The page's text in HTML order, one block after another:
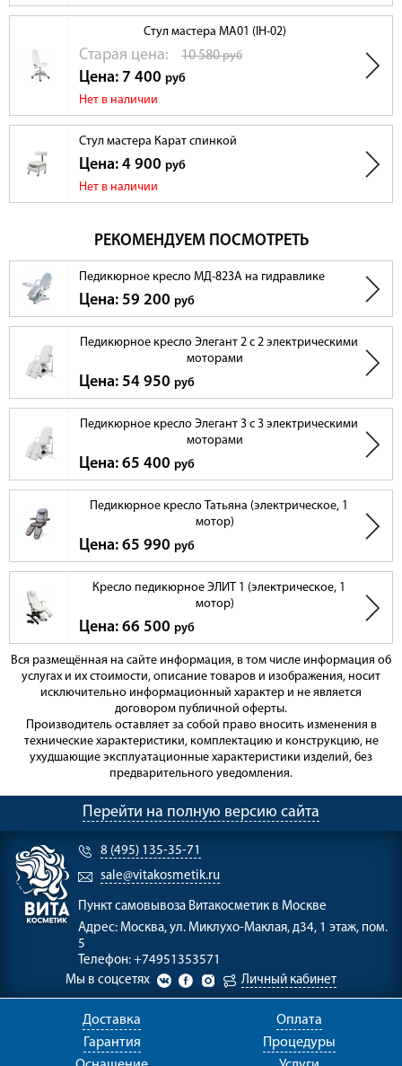
Стул мастера MA01 (IH-02)
Cтарая цена: 10 580руб
Цена: 7 400 руб
Нет в наличии
Стул мастера Карат спинкой
Цена: 4 900 руб
Нет в наличии
РЕКОМЕНДУЕМ ПОСМОТРЕТЬ
Педикюрное кресло МД-823А на гидравлике
Цена: 59 200 руб
Педикюрное кресло Элегант 2 с 2 электрическими
моторами
Цена: 54 950 руб
Педикюрное кресло Элегант 3 с 3 электрическими
моторами
Цена: 65 400 руб
Педикюрное кресло Татьяна (электрическое, 1
мотор)
Цена: 65 990 руб
Кресло педикюрное ЭЛИТ 1 (электрическое, 1
мотор)
Цена: 66 500 руб
Вся размещённая на сайте информация, в том числе информация об
услугах и их стоимости, описание товаров и изображения, носит
исключительно информационный характер и не является
договором публичной оферты.
Производитель оставляет за собой право вносить изменения в
технические характеристики, комплектацию и конструкцию, не
ухудшающие эксплуатационные характеристики изделий, без
предварительного уведомления.
Перейти на полную версию сайта
8 (495) 135-35-71
sale@vitakosmetik.ru
Пункт самовывоза Витакосметик в Москве
Адрес: Москва, ул. Миклухо-Маклая, д34, 1 этаж, пом.
5
Телефон: +74951353571
Мы в соцсетях
Личный кабинет
Доставка
Оплата
Гарантия
Процедуры